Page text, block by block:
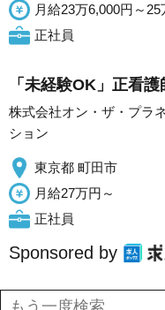
月給23万6,000円～25
正社員
「未経験OK」正看
株式会社オン・ザ・プラ
ション
東京都 町田市
月給27万円～
正社員
Sponsored by